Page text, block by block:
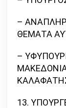
–
ΘΕΜΑΤΑ
–
13.